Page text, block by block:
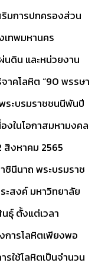
มการปกครองส่วน
ทพมหานคร
ดิน และหน่วยงาน
าคโลหิต “90 พรรษา
ระบรมราชชนนีพันปี
งในโอกาสมหามงคล
สิงหาคม 2565
ชินีนาถ พระบรมราช
สงค์ มหาวิทยาลัย
ธุ์ ตั้งแต่เวลา
การโลหิตเพียงพอ
ใช้โลหิตเป็นจำนวน